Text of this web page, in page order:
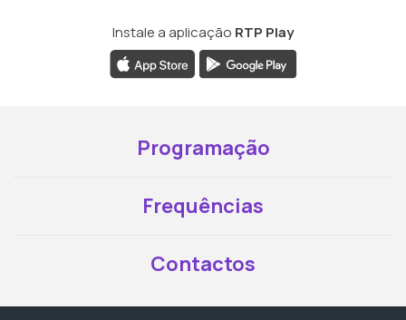
Instale a aplicação RTP Play
Programação
Frequências
Contactos